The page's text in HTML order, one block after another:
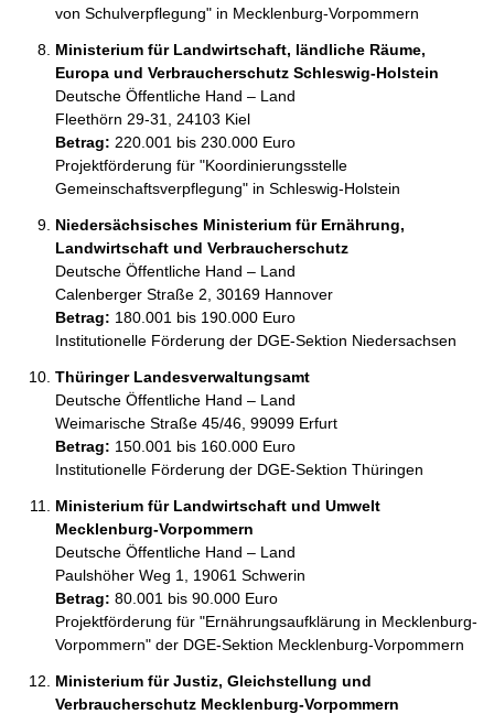
von Schulverpflegung" in Mecklenburg-Vorpommern
Ministerium für Landwirtschaft, ländliche Räume,
Europa und Verbraucherschutz Schleswig-Holstein
Deutsche Öffentliche Hand – Land
Fleethörn 29-31, 24103 Kiel
Betrag: 220.001 bis 230.000 Euro
Projektförderung für "Koordinierungsstelle
Gemeinschaftsverpflegung" in Schleswig-Holstein
Niedersächsisches Ministerium für Ernährung,
Landwirtschaft und Verbraucherschutz
Deutsche Öffentliche Hand – Land
Calenberger Straße 2, 30169 Hannover
Betrag: 180.001 bis 190.000 Euro
Institutionelle Förderung der DGE-Sektion Niedersachsen
Thüringer Landesverwaltungsamt
Deutsche Öffentliche Hand – Land
Weimarische Straße 45/46, 99099 Erfurt
Betrag: 150.001 bis 160.000 Euro
Institutionelle Förderung der DGE-Sektion Thüringen
Ministerium für Landwirtschaft und Umwelt
Mecklenburg-Vorpommern
Deutsche Öffentliche Hand – Land
Paulshöher Weg 1, 19061 Schwerin
Betrag: 80.001 bis 90.000 Euro
Projektförderung für "Ernährungsaufklärung in Mecklenburg-
Vorpommern" der DGE-Sektion Mecklenburg-Vorpommern
Ministerium für Justiz, Gleichstellung und
Verbraucherschutz Mecklenburg-Vorpommern